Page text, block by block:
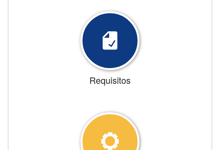
Requisitos